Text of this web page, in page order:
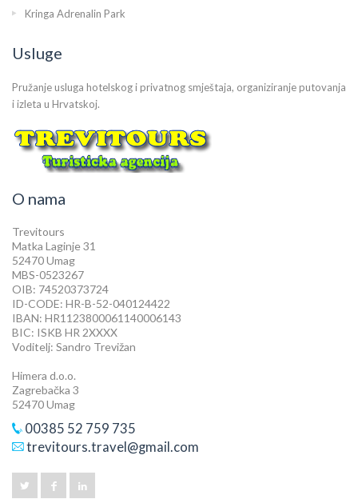
Kringa Adrenalin Park
Usluge
Pružanje usluga hotelskog i privatnog smještaja, organiziranje putovanja
i izleta u Hrvatskoj.
O nama
Trevitours
Matka Laginje 31
52470 Umag
MBS-0523267
OIB: 74520373724
ID-CODE: HR-B-52-040124422
IBAN: HR1123800061140006143
BIC: ISKB HR 2XXXX
Voditelj: Sandro Trevižan
Himera d.o.o.
Zagrebačka 3
52470 Umag
00385 52 759 735
trevitours.travel@gmail.com